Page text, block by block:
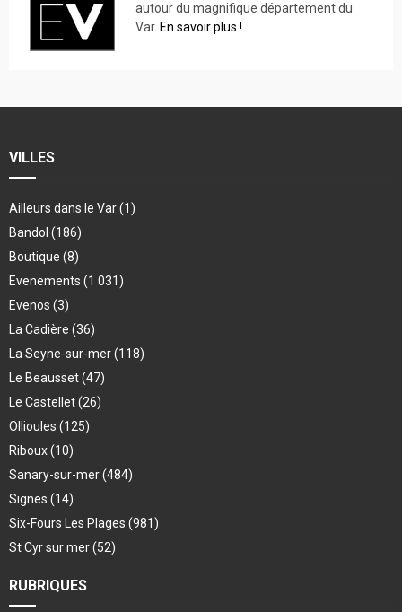
autour du magnifique département du
Var. En savoir plus !
VILLES
Ailleurs dans le Var(1)
Bandol (186)
Boutique (8)
Evenements (1 031)
Evenos (3)
La Cadière (36)
La Seyne-sur-mer(118)
Le Beausset(47)
Le Castellet(26)
Ollioules (125)
Riboux(10)
Sanary-sur-mer(484)
Signes (14)
Six-Fours Les Plages (981)
St Cyr sur mer(52)
RUBRIQUES